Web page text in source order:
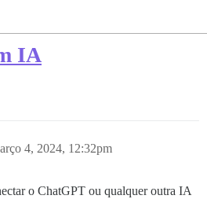
IA
4, 2024, 12:32pm
o ChatGPT ou qualquer outra IA